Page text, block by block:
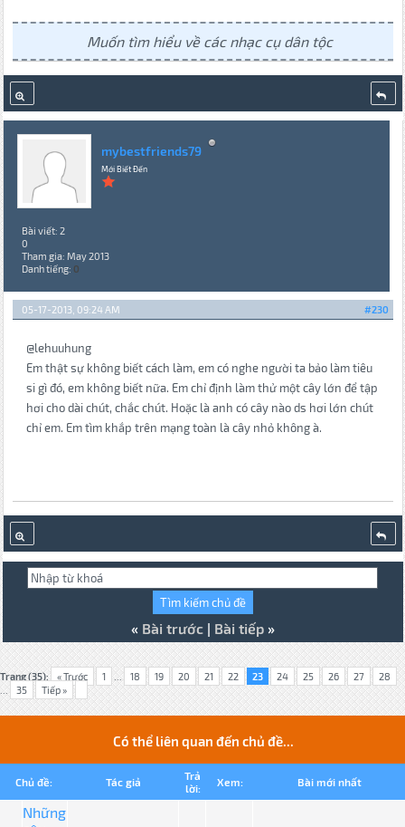
Muốn tìm hiểu về các nhạc cụ dân tộc
mybestfriends79
Mới Biết Đến
Bài viết: 2
0
Tham gia: May 2013
Danh tiếng: 0
#230
05-17-2013, 09:24 AM
@lehuuhung
Em thật sự không biết cách làm, em có nghe người ta bảo làm tiêu
si gì đó, em không biết nữa. Em chỉ định làm thử một cây lớn để tập
hơi cho dài chút, chắc chút. Hoặc là anh có cây nào ds hơi lớn chút
chỉ em. Em tìm khắp trên mạng toàn là cây nhỏ không à.
« Bài trước| Bài tiếp»
Trang (35): « Trước 1 ... 18 19 20 21 22 23 24 25 26 27
28
... 35 Tiếp »
Có thể liên quan đến chủ đề...
Chủ đề: Tác giả
Trả
lời:
Xem: Bài mới nhất
Những